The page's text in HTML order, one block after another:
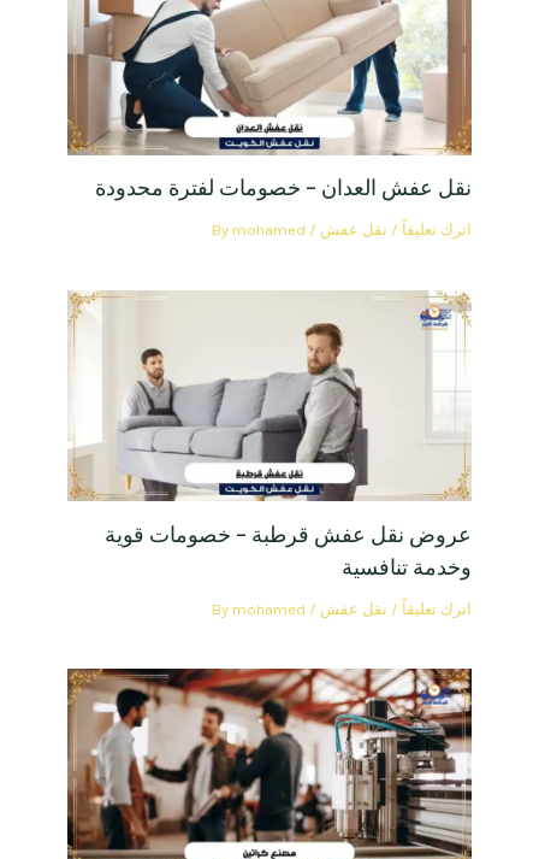
نقل عفش العدان – خصومات لفترة محدودة
اترك تعليقاً /نقل عفش/ By
mohamed
عروض نقل عفش قرطبة – خصومات قوية
وخدمة تنافسية
اترك تعليقاً /نقل عفش/ By
mohamed